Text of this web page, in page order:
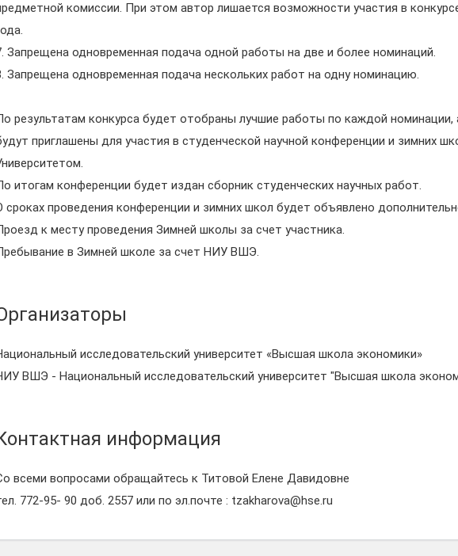
комиссии. При этом автор лишается возможности участия в
Запрещена одновременная подача одной работы на две и более номинаций.
Запрещена одновременная подача нескольких работ на одну номинацию.
результатам конкурса будет отобраны лучшие работы по каждой
приглашены для участия в студенческой научной конференции и зимних
итогам конференции будет издан сборник студенческих научных работ.
сроках проведения конференции и зимних школ будет объявлено
к месту проведения Зимней школы за счет участника.
в Зимней школе за счет НИУ ВШЭ.
исследовательский университет «Высшая школа экономики»
ВШЭ - Национальный исследовательский университет "Высшая школа
информация
всеми вопросами обращайтесь к Титовой Елене Давидовне
772-95- 90 доб. 2557 или по эл.почте : tzakharova@hse.ru